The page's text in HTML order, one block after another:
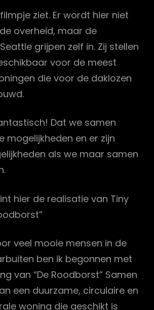
ziet. Er wordt hier niet
overheid, maar de
grijpen zelf in. Zij stellen
voor de meest
die voor de daklozen
Dat we samen
mogelijkheden en er zijn
als we maar samen
hier de realisatie van Tiny
veel mooie mensen in de
ben ik begonnen met
van “De Roodborst” Samen
een duurzame, circulaire en
woning die geschikt is